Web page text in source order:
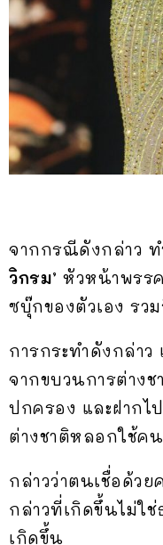
จากกรณีดังกล่าว ท
วิกรม’ หัวหน้าพรร
ซบุ๊กของตัวเอง รว
การกระทำดังกล่า
จากขบวนการต่าง
ปกครอง และฝากไ
ต่างชาติหลอกใช้ค
กล่าวว่าตนเชื่อด้ว
กล่าวที่เกิดขึ้นไม่ใ
เกิดขึ้น